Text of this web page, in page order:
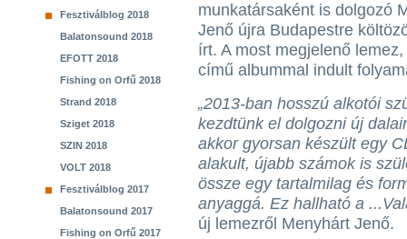
Fesztiválblog 2018
Balatonsound 2018
EFOTT 2018
Fishing on Orfű 2018
Strand 2018
Sziget 2018
SZIN 2018
VOLT 2018
Fesztiválblog 2017
Balatonsound 2017
Fishing on Orfű 2017
munkatársaként is dolgozó
Jenő újra Budapestre
írt. A most megjelenő
című albummal indult
„2013-ban hosszú alkotói
kezdtünk el dolgozni új
akkor gyorsan készült egy
alakult, újabb számok is
össze egy tartalmilag és
anyaggá. Ez hallható a
új lemezről Menyhárt Jenő.